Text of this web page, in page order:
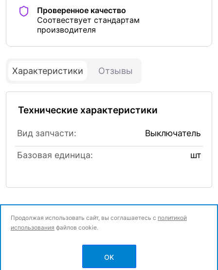
Проверенное качество
Соотвествует стандартам
производителя
Характеристики Отзывы
Технические характеристики
Вид запчасти: Выключатель
Базовая единица: шт
Политика конфиденциальности
Продолжая использовать сайт, вы соглашаетесь с политикой
использования файлов cookie.
OK